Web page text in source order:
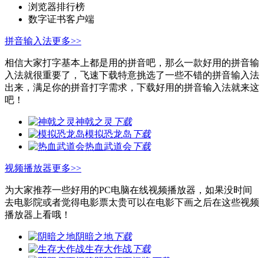
浏览器排行榜
数字证书客户端
拼音输入法更多>>
相信大家打字基本上都是用的拼音吧，那么一款好用的拼音输
入法就很重要了，飞速下载特意挑选了一些不错的拼音输入法
出来，满足你的拼音打字需求，下载好用的拼音输入法就来这
吧！
神戟之灵 下载
模拟恐龙岛 下载
热血武道会 下载
视频播放器更多>>
为大家推荐一些好用的PC电脑在线视频播放器，如果没时间
去电影院或者觉得电影票太贵可以在电影下画之后在这些视频
播放器上看哦！
阴暗之地下载
生存大作战下载